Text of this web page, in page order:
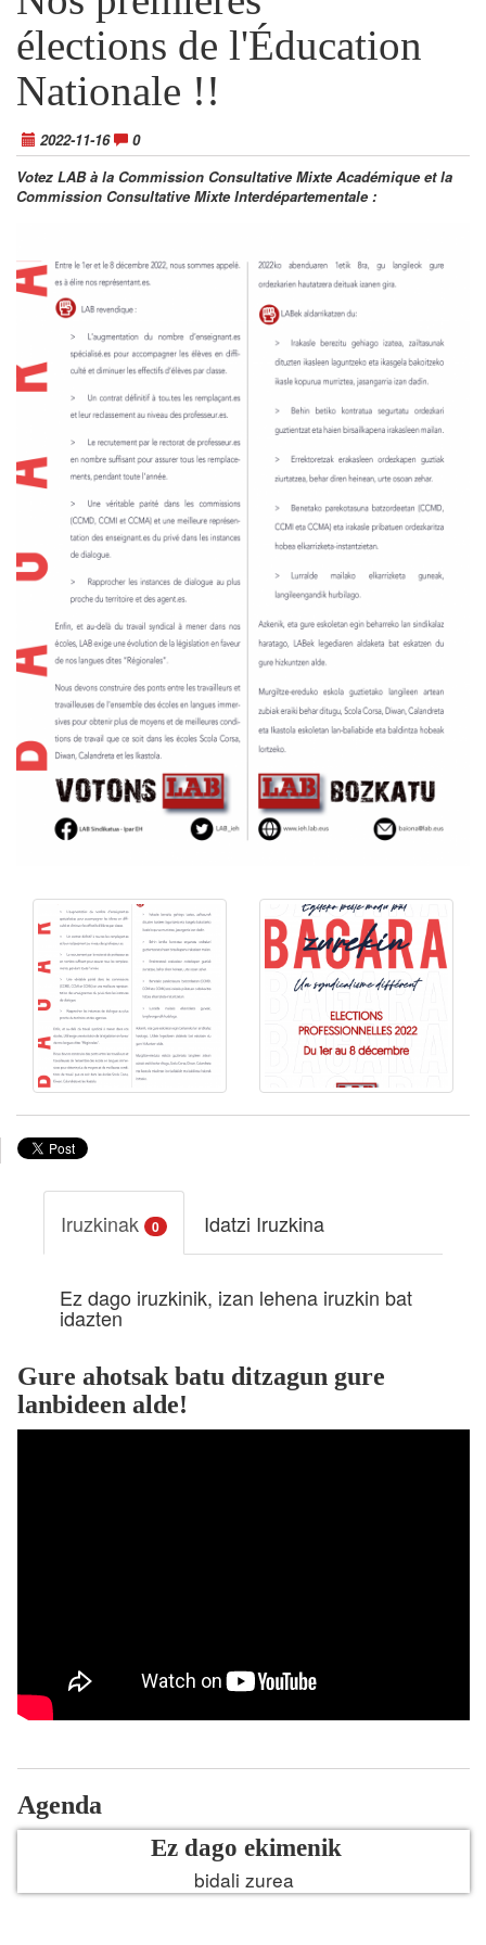
élections de l'Éducation
Nationale !!
2022-11-16
0
Votez LAB à la Commission Consultative Mixte Académique et la
Commission Consultative Mixte Interdépartementale :
Iruzkinak 0 Idatzi Iruzkina
Ez dago iruzkinik, izan lehena iruzkin bat
idazten
Gure ahotsak batu ditzagun gure
lanbideen alde!
Agenda
Ez dago ekimenik
bidali zurea